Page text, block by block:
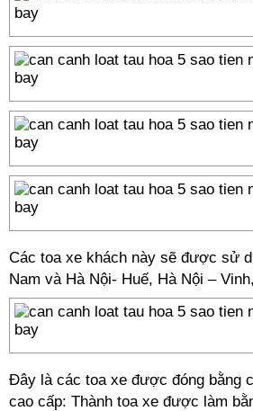
Các toa xe khách này sẽ được sử
Nam và Hà Nội- Huế, Hà Nội –
Đây là các toa xe được đóng bằng
cao cấp: Thành toa xe được làm